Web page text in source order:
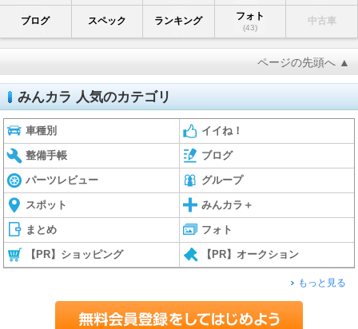
ブログ スペック ランキング フォト
(43)
中古車
ページの先頭へ ▲
みんカラ 人気のカテゴリ
車種別 イイね！
整備手帳 ブログ
パーツレビュー グループ
スポット みんカラ＋
まとめ フォト
【PR】ショッピング 【PR】オークション
もっと見る